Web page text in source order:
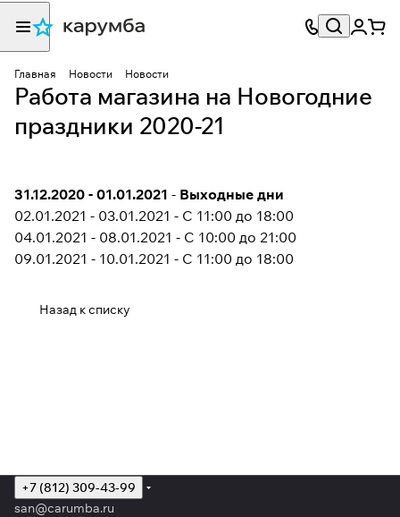
Главная Новости Новости
Работа магазина на Новогодние
праздники 2020-21
31.12.2020 - 01.01.2021 - Выходные дни
02.01.2021 - 03.01.2021 - С 11:00 до 18:00
04.01.2021 - 08.01.2021 - С 10:00 до 21:00
09.01.2021 - 10.01.2021 - С 11:00 до 18:00
Назад к списку
+7 (812) 309-43-99
san@carumba.ru